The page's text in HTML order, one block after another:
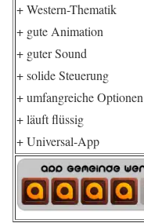
+ Western-Thematik
+ gute Animation
+ guter Sound
+ solide Steuerung
+ umfangreiche Optionen
+ läuft flüssig
+ Universal-App